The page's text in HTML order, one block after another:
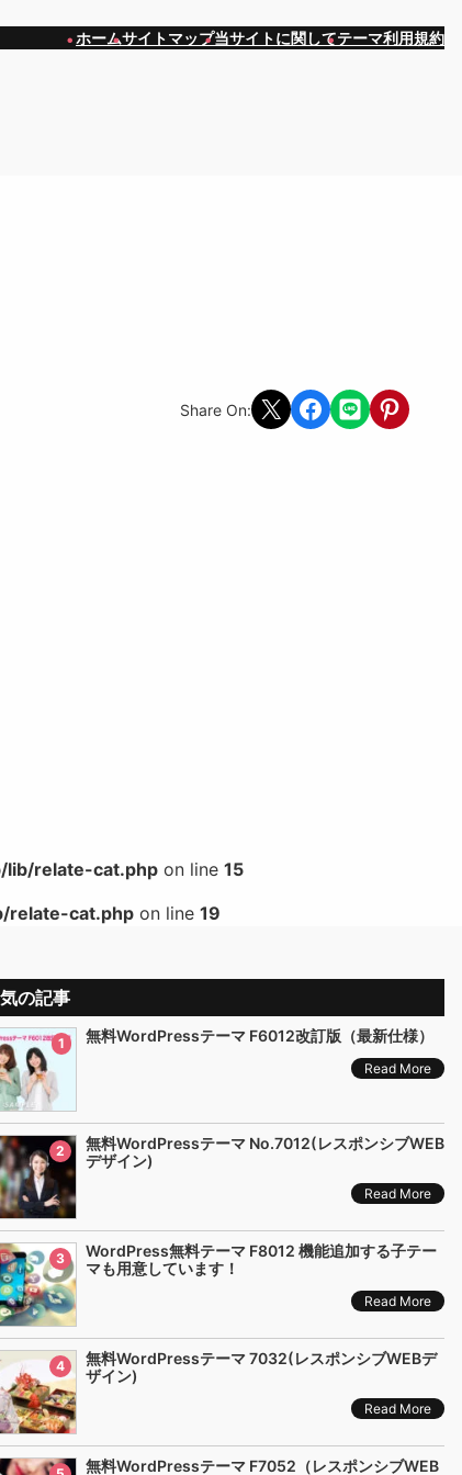
ホームサイトマップ当サイトに関してテーマ利用規約
Share On: Share on X Share on Facebook
Share on LINEShare on
lib/relate-cat.php on line 15
relate-cat.php on line 19
の記事
1 無料WordPressテーマ F6012改訂版（最新仕様）
Read More
2
無料WordPressテーマ No.7012(レスポンシブWEB
デザイン)
Read More
3
WordPress無料テーマ F8012 機能追加する子テー
マも用意しています！
Read More
4
無料WordPressテーマ 7032(レスポンシブWEBデ
ザイン)
Read More
無料WordPressテーマ F7052（レスポンシブWEB